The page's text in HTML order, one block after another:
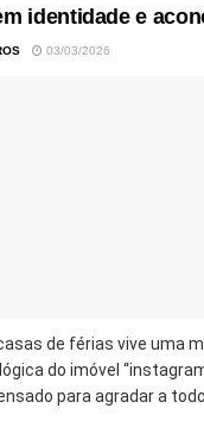
identidade e
03/03/2026
de férias vive uma
do imóvel
para agradar a